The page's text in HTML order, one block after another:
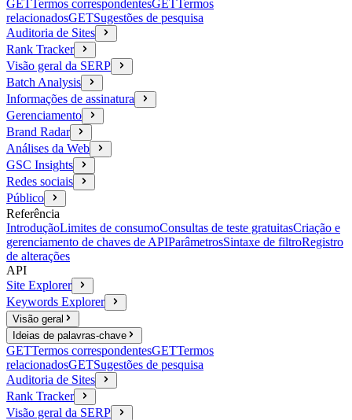
GETTermos correspondentesGETTermos
relacionadosGETSugestões de pesquisa
Auditoria de Sites
Rank Tracker
Visão geral da SERP
Batch Analysis
Informações de assinatura
Gerenciamento
Brand Radar
Análises da Web
GSC Insights
Redes sociais
Público
Referência
IntroduçãoLimites de consumoConsultas de teste gratuitasCriação e
gerenciamento de chaves de APIParâmetrosSintaxe de filtroRegistro
de alterações
API
Site Explorer
Keywords Explorer
Visão geral
Ideias de palavras-chave
GETTermos correspondentesGETTermos
relacionadosGETSugestões de pesquisa
Auditoria de Sites
Rank Tracker
Visão geral da SERP